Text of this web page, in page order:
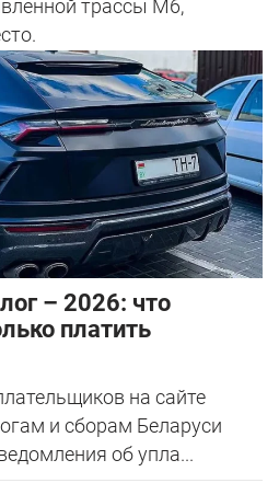
трассы М6,
– 2026: что
платить
на сайте
и сборам Беларуси
об упла...